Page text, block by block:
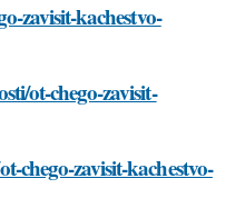
zavisit-kachestvo-
ot-chego-zavisit-
chego-zavisit-kachestvo-